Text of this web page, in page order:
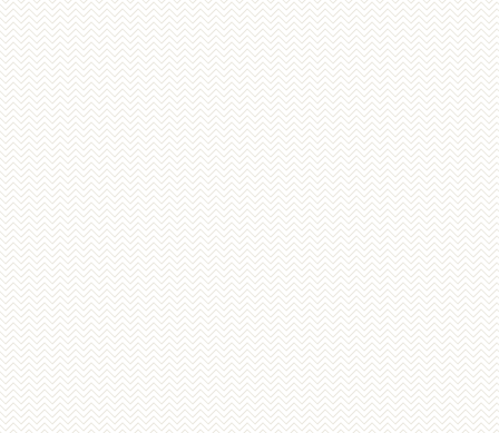
Les marchés publics
Recrutement